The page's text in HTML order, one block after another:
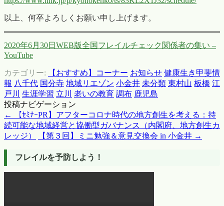
以上、何卒よろしくお願い申し上げます。
2020年6月30日WEB版全国フレイルチェック関係者の集い –
YouTube
カテゴリー: 【おすすめ】コーナー お知らせ 健康生き甲斐情
報 八千代 国分寺 地域リエゾン 小金井 未分類 東村山 板橋 江
戸川
生涯学習 立川 老いの教育 調布 鹿児島
投稿ナビゲーション
←
【ｾﾐﾅｰPR】アフターコロナ時代の地方創生を考える：持
続可能な地域経営と協働型ガバナンス（内閣府、地方創生カ
レッジ）
【第３回】ミニ勉強＆意見交換会 in 小金井 →
フレイルを予防しよう！